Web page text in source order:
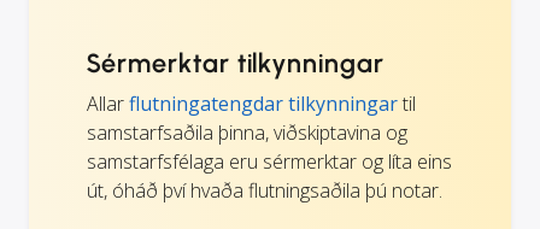
Sérmerktar tilkynningar
Allarflutningatengdar tilkynningartil
samstarfsaðila þinna, viðskiptavina og
samstarfsfélaga eru sérmerktar og líta eins
út, óháð því hvaða flutningsaðila þú notar.